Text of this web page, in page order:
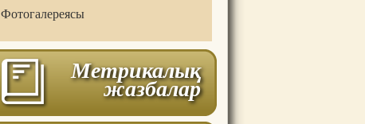
Фотогалереясы
Метрикалық
жазбалар